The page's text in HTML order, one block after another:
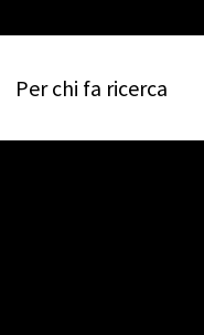
Per chi fa ricerca